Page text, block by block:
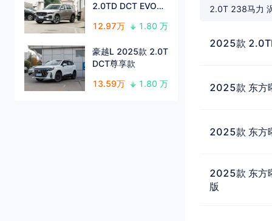
2.0TD DCT EVO两
12.97万 1.80 万
豪越L 2025款 2.0T
DCT尊享款
13.59万
1.80 万
2.0T 238马力
2025款
2025款 东方
2025款 东方
2025款 东方
版